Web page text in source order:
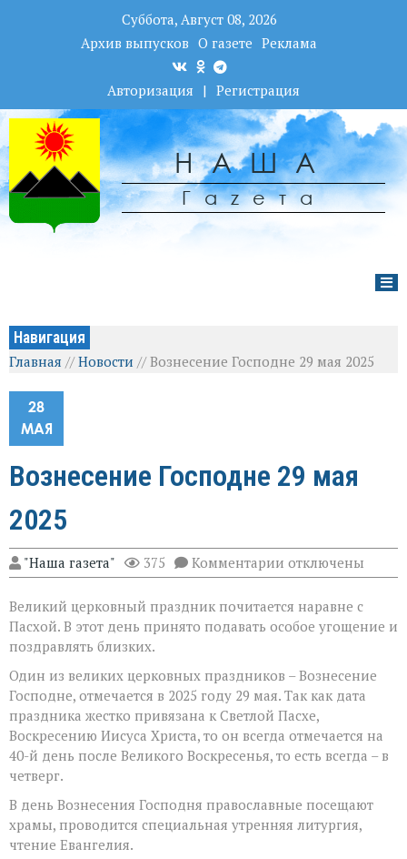
Суббота, Август 08, 2026
Архив выпусков О газете Реклама
Авторизация | Регистрация
НАША
Гаzета
Навигация
Главная //Новости //Вознесение Господне 29 мая 2025
28
МАЯ
Вознесение Господне 29 мая
2025
"Наша газета" 375 Комментарии к
записи
Господне
29
отключены
Великий церковный праздник почитается наравне с
Пасхой. В этот день принято подавать особое угощение и
поздравлять близких.
Один из великих церковных праздников – Вознесение
Господне, отмечается в 2025 году 29 мая. Так как дата
праздника жестко привязана к Светлой Пасхе,
Воскресению Иисуса Христа, то он всегда отмечается на
40-й день после Великого Воскресенья, то есть всегда – в
четверг.
В день Вознесения Господня православные посещают
храмы, проводится специальная утренняя литургия,
чтение Евангелия.